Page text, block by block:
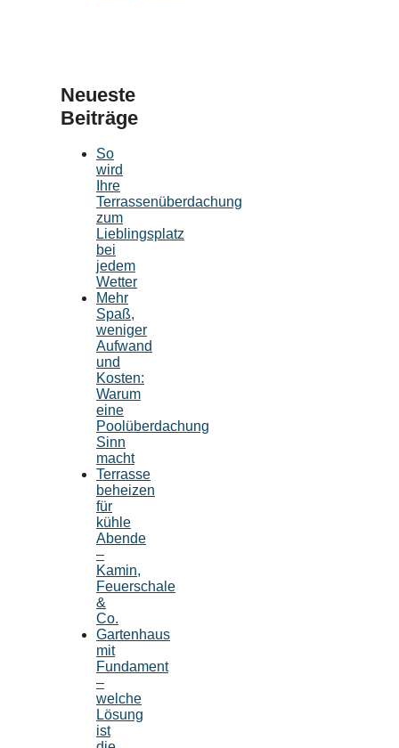
Neueste
Beiträge
So
wird
Ihre
Terrassenüberdachung
zum
Lieblingsplatz
bei
jedem
Wetter
Mehr
Spaß,
weniger
Aufwand
und
Kosten:
Warum
eine
Poolüberdachung
Sinn
macht
Terrasse
beheizen
für
kühle
Abende
–
Kamin,
Feuerschale
&
Co.
Gartenhaus
mit
Fundament
–
welche
Lösung
ist